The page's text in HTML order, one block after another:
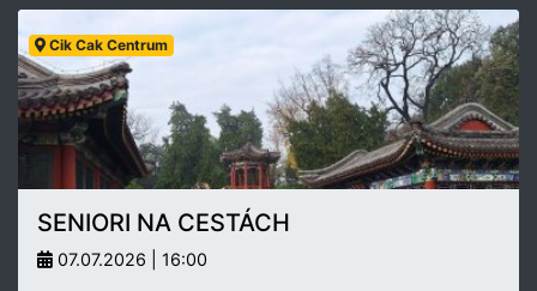
Cik Cak Centrum
SENIORI NA CESTÁCH
07.07.2026 | 16:00